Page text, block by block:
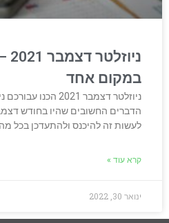
במקום אחד
ניוזלטר דצמבר 2021
הדברים החשובים שהיו בחודש
לעשות זה להיכנס ולהתעדכן בכל מה
קרא עוד »
ינואר 30, 2022